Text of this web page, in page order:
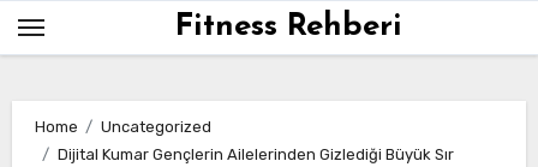
Skip
to
Fitness Rehberi
Home
Uncategorized
Dijital Kumar Gençlerin Ailelerinden Gizlediği Büyük Sır